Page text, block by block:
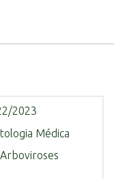
2023
Médica